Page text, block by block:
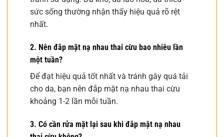
sức sống thường nhận thấy hiệu quả rõ rệt
nhất.
2. Nên đắp mặt nạ nhau thai cừu bao nhiêu lần
một tuần?
Để đạt hiệu quả tốt nhất và tránh gây quá tải
cho da, bạn nên đắp mặt nạ nhau thai cừu
khoảng 1-2 lần mỗi tuần.
3. Có cần rửa mặt lại sau khi đắp mặt nạ nhau